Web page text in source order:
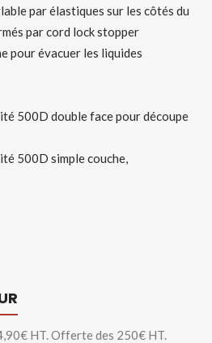
par élastiques sur les côtés du
par cord lock stopper
pour évacuer les liquides
500D double face pour découpe
500D simple couche,
HT. Offerte des 250€ HT.